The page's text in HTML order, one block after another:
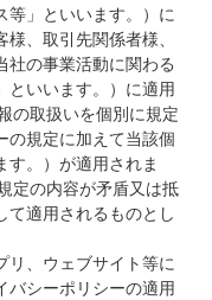
等」といいます。）に
、取引先関係者様、
社の事業活動に関わる
といいます。）に適用
の取扱いを個別に規定
の規定に加えて当該個
す。）が適用されま
定の内容が矛盾又は抵
て適用されるものとし
、ウェブサイト等に
バシーポリシーの適用